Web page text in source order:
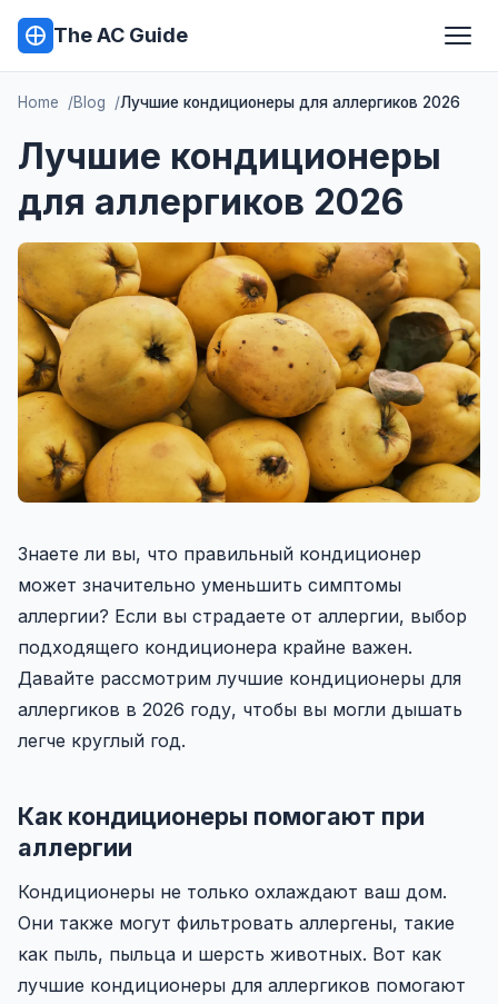
The AC Guide
Home Blog Лучшие кондиционеры для аллергиков 2026
Лучшие кондиционеры
для аллергиков 2026
Знаете ли вы, что правильный кондиционер
может значительно уменьшить симптомы
аллергии? Если вы страдаете от аллергии, выбор
подходящего кондиционера крайне важен.
Давайте рассмотрим лучшие кондиционеры для
аллергиков в 2026 году, чтобы вы могли дышать
легче круглый год.
Как кондиционеры помогают при
аллергии
Кондиционеры не только охлаждают ваш дом.
Они также могут фильтровать аллергены, такие
как пыль, пыльца и шерсть животных. Вот как
лучшие кондиционеры для аллергиков помогают